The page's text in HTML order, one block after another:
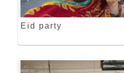
Eid party